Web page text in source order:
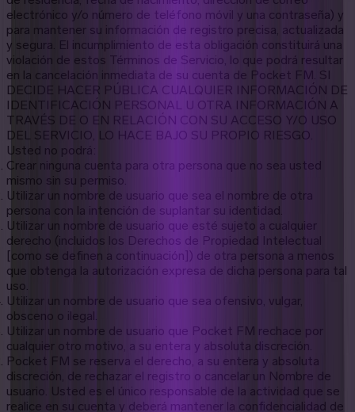
electrónico y/o número de teléfono móvil y una contraseña) y
para mantener su información de registro precisa, actualizada
y segura. El incumplimiento de esta obligación constituirá una
violación de estos Términos de Servicio, lo que podrá resultar
en la cancelación inmediata de su cuenta de Pocket FM. SI
DECIDE HACER PÚBLICA CUALQUIER INFORMACIÓN DE
IDENTIFICACIÓN PERSONAL U OTRA INFORMACIÓN A
TRAVÉS DE O EN RELACIÓN CON SU ACCESO Y/O USO
DEL SERVICIO, LO HACE BAJO SU PROPIO RIESGO.
Usted no podrá:
Crear ninguna cuenta para otra persona que no sea usted
mismo sin su permiso.
Utilizar un nombre de usuario que sea el nombre de otra
persona con la intención de suplantar su identidad.
Utilizar un nombre de usuario que esté sujeto a cualquier
derecho (incluidos los Derechos de Propiedad Intelectual
[como se definen a continuación]) de otra persona a menos
que obtenga la autorización expresa de dicha persona para tal
uso.
Utilizar un nombre de usuario que sea ofensivo, vulgar,
obsceno o ilegal.
Utilizar un nombre de usuario que Pocket FM rechace por
cualquier otro motivo, a su entera y absoluta discreción.
Pocket FM se reserva el derecho, a su entera y absoluta
discreción, de rechazar el registro o cancelar un Nombre de
usuario. Usted es el único responsable de la actividad que se
realice en su cuenta y deberá mantener la confidencialidad de